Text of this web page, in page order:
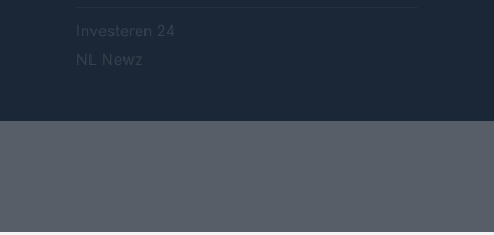
Investeren 24
NL Newz